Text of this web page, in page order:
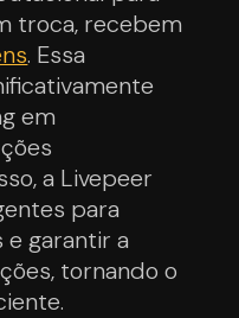
troca, recebem
. Essa
em
a Livepeer
para
garantir a
tornando o